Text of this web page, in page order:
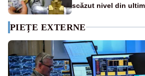
scăzut nivel din
PIEȚE EXTERNE